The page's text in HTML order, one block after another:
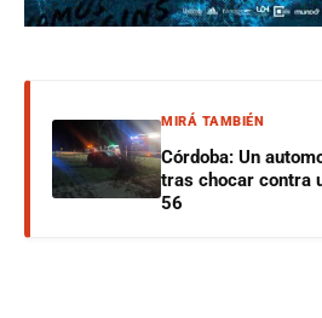
MIRÁ TAMBIÉN
Córdoba: Un
tras chocar contra
56